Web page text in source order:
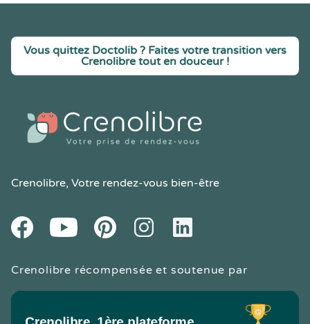
Vous quittez Doctolib ? Faites votre transition vers
Crenolibre tout en douceur !
Crenolibre, Votre rendez-vous bien-être
FacebookYoutube PinteresetInstagramLinkedIn
Crenolibre récompensée et soutenue par